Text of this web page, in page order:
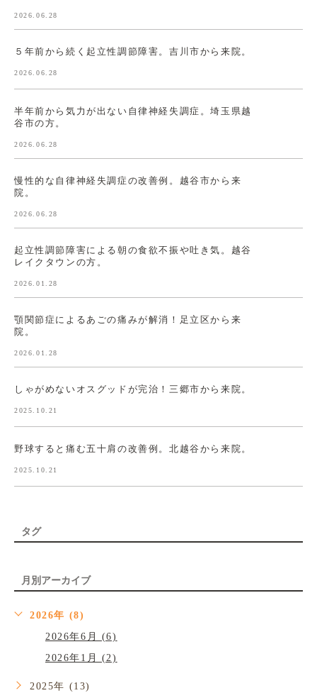
2026.06.28
５年前から続く起立性調節障害。吉川市から来院。
2026.06.28
半年前から気力が出ない自律神経失調症。埼玉県越
谷市の方。
2026.06.28
慢性的な自律神経失調症の改善例。越谷市から来
院。
2026.06.28
起立性調節障害による朝の食欲不振や吐き気。越谷
レイクタウンの方。
2026.01.28
顎関節症によるあごの痛みが解消！足立区から来
院。
2026.01.28
しゃがめないオスグッドが完治！三郷市から来院。
2025.10.21
野球すると痛む五十肩の改善例。北越谷から来院。
2025.10.21
タグ
月別アーカイブ
2026年 (8)
2026年6月 (6)
2026年1月 (2)
2025年 (13)